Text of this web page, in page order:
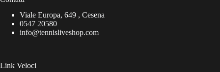
Viale Europa, 649 , Cesena
0547 20580
info@tennisliveshop.com
Link Veloci